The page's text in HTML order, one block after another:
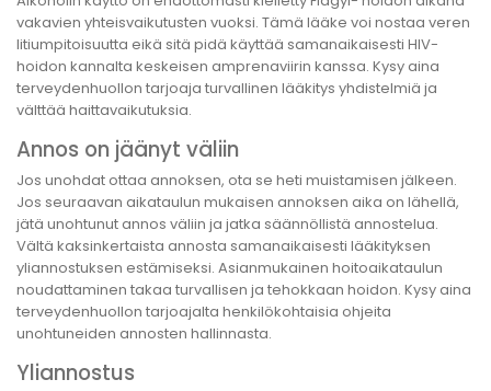
vakavien yhteisvaikutusten vuoksi. Tämä lääke voi nostaa veren
litiumpitoisuutta eikä sitä pidä käyttää samanaikaisesti HIV-
hoidon kannalta keskeisen amprenaviirin kanssa. Kysy aina
terveydenhuollon tarjoaja turvallinen lääkitys yhdistelmiä ja
välttää haittavaikutuksia.
Annos on jäänyt väliin
Jos unohdat ottaa annoksen, ota se heti muistamisen jälkeen.
Jos seuraavan aikataulun mukaisen annoksen aika on lähellä,
jätä unohtunut annos väliin ja jatka säännöllistä annostelua.
Vältä kaksinkertaista annosta samanaikaisesti lääkityksen
yliannostuksen estämiseksi. Asianmukainen hoitoaikataulun
noudattaminen takaa turvallisen ja tehokkaan hoidon. Kysy aina
terveydenhuollon tarjoajalta henkilökohtaisia ohjeita
unohtuneiden annosten hallinnasta.
Yliannostus